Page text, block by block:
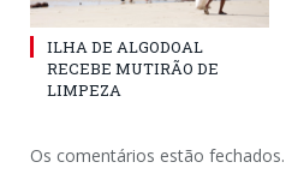
ILHA DE ALGODOAL
RECEBE MUTIRÃO DE
LIMPEZA
Os comentários estão fechados.